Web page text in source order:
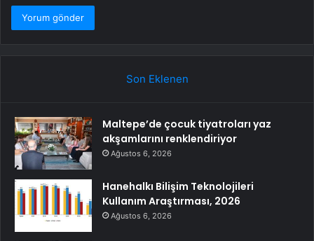
Son Eklenen
Maltepe’de çocuk tiyatroları yaz
akşamlarını renklendiriyor
Ağustos 6, 2026
Hanehalkı Bilişim Teknolojileri
Kullanım Araştırması, 2026
Ağustos 6, 2026